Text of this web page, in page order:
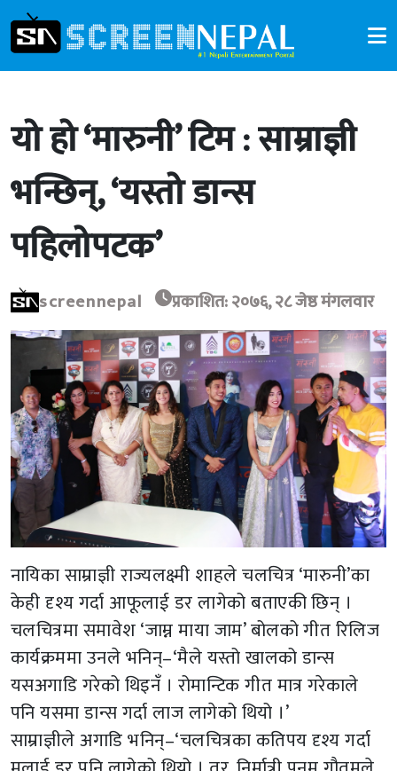
यो हो ‘मारुनी’ टिम : साम्राज्ञी
भन्छिन्, ‘यस्तो डान्स
पहिलोपटक’
screennepal प्रकाशित: २०७६, २८ जेष्ठ मंगलवार
नायिका साम्राज्ञी राज्यलक्ष्मी शाहले चलचित्र ‘मारुनी’का
केही दृश्य गर्दा आफूलाई डर लागेको बताएकी छिन् ।
चलचित्रमा समावेश ‘जाम्न माया जाम’ बोलको गीत रिलिज
कार्यक्रममा उनले भनिन्–‘मैले यस्तो खालको डान्स
यसअगाडि गरेको थिइनँ । रोमान्टिक गीत मात्र गरेकाले
पनि यसमा डान्स गर्दा लाज लागेको थियो ।’
साम्राज्ञीले अगाडि भनिन्–‘चलचित्रका कतिपय दृश्य गर्दा